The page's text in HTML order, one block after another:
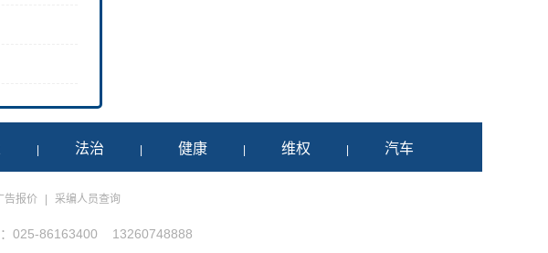
法治 健康 维权 汽车
告报价 采编人员查询
：025-86163400 13260748888